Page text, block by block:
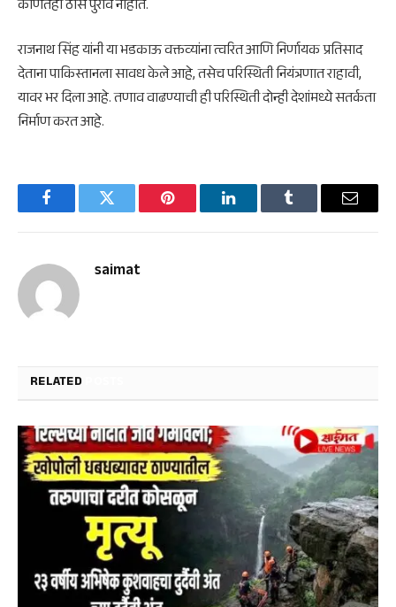
कोणतेही ठोस पुरावे नाहीत.
राजनाथ सिंह यांनी या भडकाऊ वक्तव्यांना त्वरित आणि निर्णायक प्रतिसाद
देताना पाकिस्तानला सावध केले आहे, तसेच परिस्थिती नियंत्रणात राहावी,
यावर भर दिला आहे. तणाव वाढण्याची ही परिस्थिती दोन्ही देशांमध्ये सतर्कता
निर्माण करत आहे.
FacebookTwitter Pinterest LinkedInTumblr Email
saimat
RELATED